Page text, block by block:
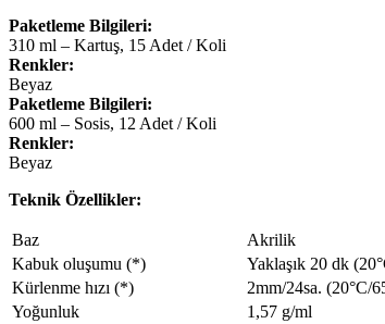
Paketleme Bilgileri:
310 ml – Kartuş, 15 Adet / Koli
Renkler:
Beyaz
Paketleme Bilgileri:
600 ml – Sosis, 12 Adet / Koli
Renkler:
Beyaz
Teknik Özellikler:
Baz
Akrilik
Kabuk oluşumu (*)
Yaklaşık 20 dk
Kürlenme hızı (*)
2mm/24sa. (20°C/
Yoğunluk
1,57 g/ml